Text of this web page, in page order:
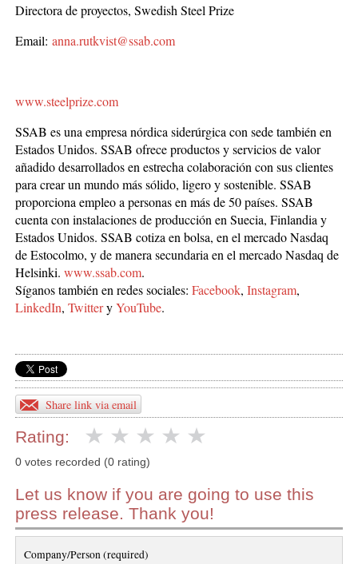
Directora de proyectos, Swedish Steel Prize
Email:anna.rutkvist@ssab.com
www.steelprize.com
SSAB es una empresa nórdica siderúrgica con sede también en
Estados Unidos. SSAB ofrece productos y servicios de valor
añadido desarrollados en estrecha colaboración con sus clientes
para crear un mundo más sólido, ligero y sostenible. SSAB
proporciona empleo a personas en más de 50 países. SSAB
cuenta con instalaciones de producción en Suecia, Finlandia y
Estados Unidos. SSAB cotiza en bolsa, en el mercado Nasdaq
de Estocolmo, y de manera secundaria en el mercado Nasdaq de
Helsinki.www.ssab.com.
Síganos también en redes sociales:Facebook,Instagram,
LinkedIn,TwitteryYouTube.
Share link via email
Rating:
0 votes recorded (0 rating)
Let us know if you are going to use this
press release. Thank you!
Company/Person (required)